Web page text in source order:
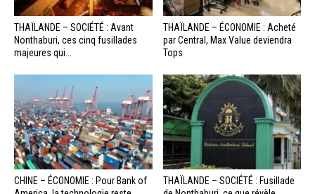
THAÏLANDE – SOCIÉTÉ : Avant
Nonthaburi, ces cinq fusillades
majeures qui...
THAÏLANDE – ÉCONOMIE : Acheté
par Central, Max Value deviendra
Tops
CHINE – ÉCONOMIE : Pour Bank of
THAÏLANDE – SOCIÉTÉ : Fusillade